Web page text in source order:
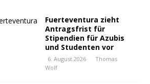
Fuerteventura zieht
Antragsfrist für
Stipendien für Azubis
und Studenten vor
6. August 2026
Thomas
Wolf